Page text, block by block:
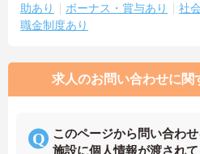
助あり
ボーナス・賞与あり 社
職金制度あり
求人のお問い合わせに関
このページから問い合わ
施設に個人情報が渡され